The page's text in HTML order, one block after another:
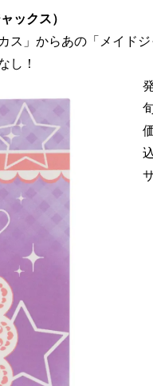
ックス）
ス」からあの「メイド
し！